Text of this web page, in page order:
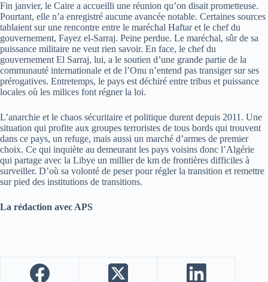
Fin janvier, le Caire a accueilli une réunion qu’on disait prometteuse.
Pourtant, elle n’a enregistré aucune avancée notable. Certaines sources
tablaient sur une rencontre entre le maréchal Haftar et le chef du
gouvernement, Fayez el-Sarraj. Peine perdue. Le maréchal, sûr de sa
puissance militaire ne veut rien savoir. En face, le chef du
gouvernement El Sarraj, lui, a le soutien d’une grande partie de la
communauté internationale et de l’Onu n’entend pas transiger sur ses
prérogatives. Entretemps, le pays est déchiré entre tribus et puissance
locales où les milices font régner la loi.
L’anarchie et le chaos sécuritaire et politique durent depuis 2011. Une
situation qui profite aux groupes terroristes de tous bords qui trouvent
dans ce pays, un refuge, mais aussi un marché d’armes de premier
choix. Ce qui inquiète au demeurant les pays voisins donc l’Algérie
qui partage avec la Libye un millier de km de frontières difficiles à
surveiller. D’où sa volonté de peser pour régler la transition et remettre
sur pied des institutions de transitions.
La rédaction avec APS